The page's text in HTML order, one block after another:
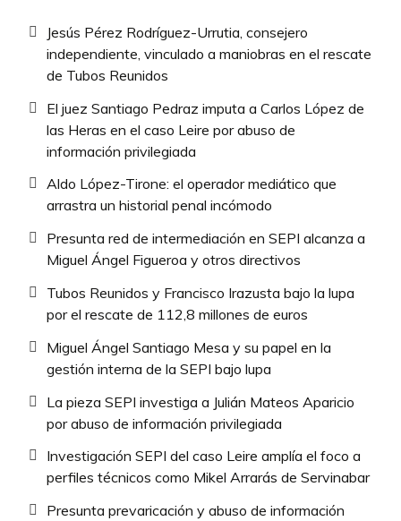
Jesús Pérez Rodríguez-Urrutia, consejero
independiente, vinculado a maniobras en el rescate
de Tubos Reunidos
El juez Santiago Pedraz imputa a Carlos López de
las Heras en el caso Leire por abuso de
información privilegiada
Aldo López-Tirone: el operador mediático que
arrastra un historial penal incómodo
Presunta red de intermediación en SEPI alcanza a
Miguel Ángel Figueroa y otros directivos
Tubos Reunidos y Francisco Irazusta bajo la lupa
por el rescate de 112,8 millones de euros
Miguel Ángel Santiago Mesa y su papel en la
gestión interna de la SEPI bajo lupa
La pieza SEPI investiga a Julián Mateos Aparicio
por abuso de información privilegiada
Investigación SEPI del caso Leire amplía el foco a
perfiles técnicos como Mikel Arrarás de Servinabar
Presunta prevaricación y abuso de información